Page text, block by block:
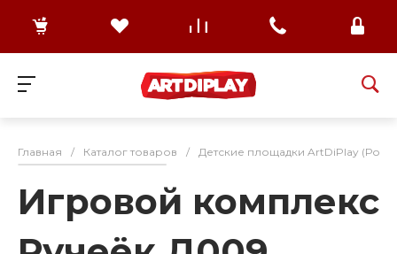
Главная / Каталог товаров / Детские площадки ArtDiPlay
Игровой комплекс